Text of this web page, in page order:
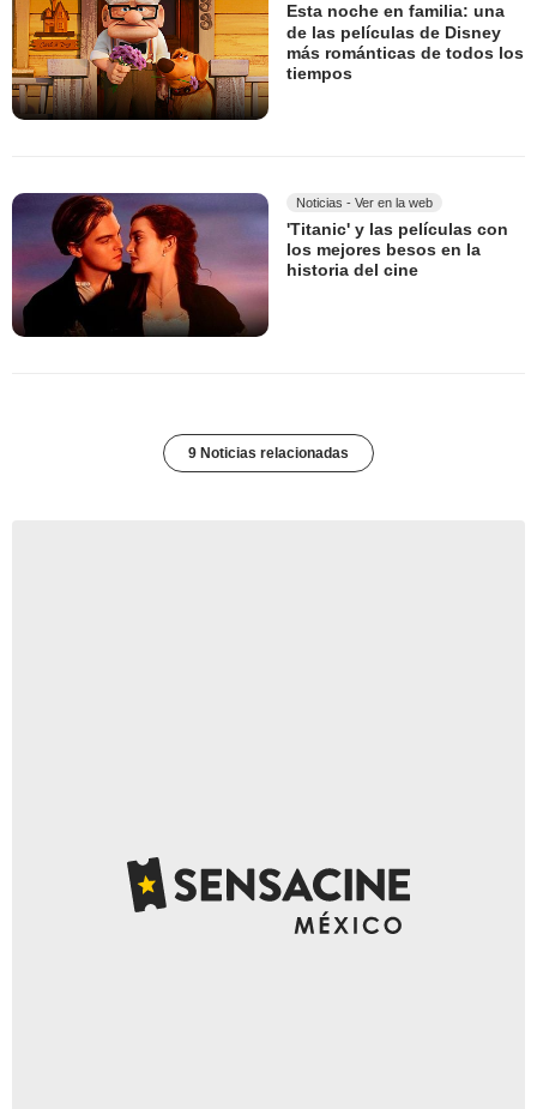
Esta noche en familia: una
de las películas de Disney
más románticas de todos los
tiempos
Noticias - Ver en la web
'Titanic' y las películas con
los mejores besos en la
historia del cine
9 Noticias relacionadas